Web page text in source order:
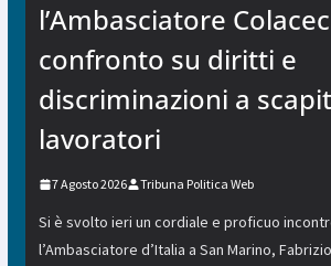
l’Ambasciatore
confronto su diritti e
discriminazioni a
lavoratori
7 Agosto 2026 Tribuna Politica Web
Si è svolto ieri un cordiale e proficuo
l’Ambasciatore d’Italia a San Marino,